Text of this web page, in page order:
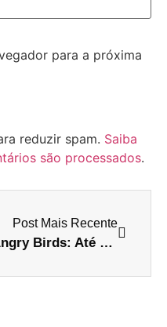
para a próxima
reduzir spam. Saiba
são processados.
Post Mais Recente
Angry Birds: Até os gato pira